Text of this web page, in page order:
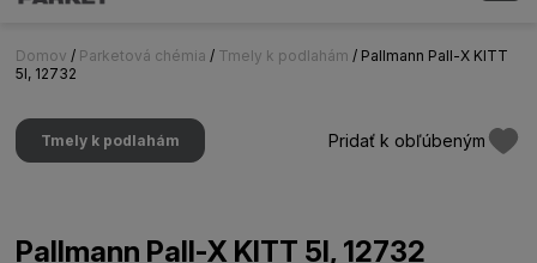
Domov / Parketová chémia / Tmely k podlahám / Pallmann Pall-X KITT
5l, 12732
Tmely k podlahám Pridať k obľúbeným
Pallmann Pall-X KITT 5l, 12732